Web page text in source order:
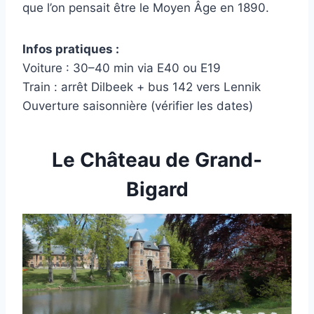
que l’on pensait être le Moyen Âge en 1890.
Infos pratiques :
Voiture : 30–40 min via E40 ou E19
Train : arrêt Dilbeek + bus 142 vers Lennik
Ouverture saisonnière (vérifier les dates)
Le Château de Grand-
Bigard